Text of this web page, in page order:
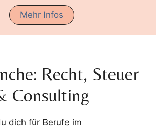
Mehr Infos
Recht, Steuer
Consulting
dich für Berufe im